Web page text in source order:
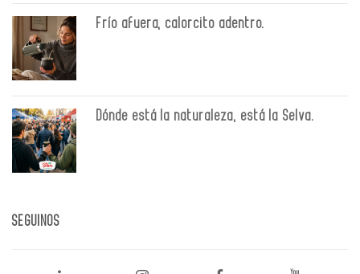
Frío afuera, calorcito adentro.
Dónde está la naturaleza, está la Selva.
SEGUINOS